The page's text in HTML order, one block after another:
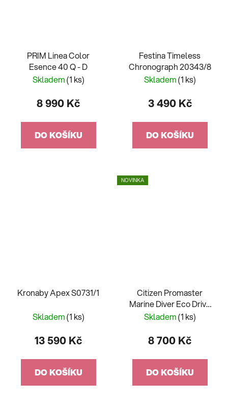
PRIM Linea Color
Esence 40 Q - D
Skladem(1 ks)
8 990 Kč
DO KOŠÍKU
Festina Timeless
Chronograph 20343/8
Skladem(1 ks)
3 490 Kč
DO KOŠÍKU
Kronaby Apex S0731/1
Skladem(1 ks)
13 590 Kč
DO KOŠÍKU
NOVINKA
Citizen Promaster
Marine Diver Eco Drive
Limited Edition BN0167-
Skladem(1 ks)
8 700 Kč
DO KOŠÍKU